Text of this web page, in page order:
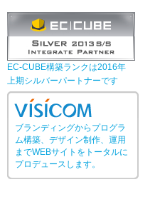
EC-CUBE構築ランクは2016年
上期シルバーパートナーです
ブランディングからプログラ
ム構築、デザイン制作、運用
までWEBサイトをトータルに
プロデュースします。